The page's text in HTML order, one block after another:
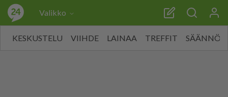
Valikko
KESKUSTELU VIIHDE LAINAA TREFFIT SÄÄNNÖT